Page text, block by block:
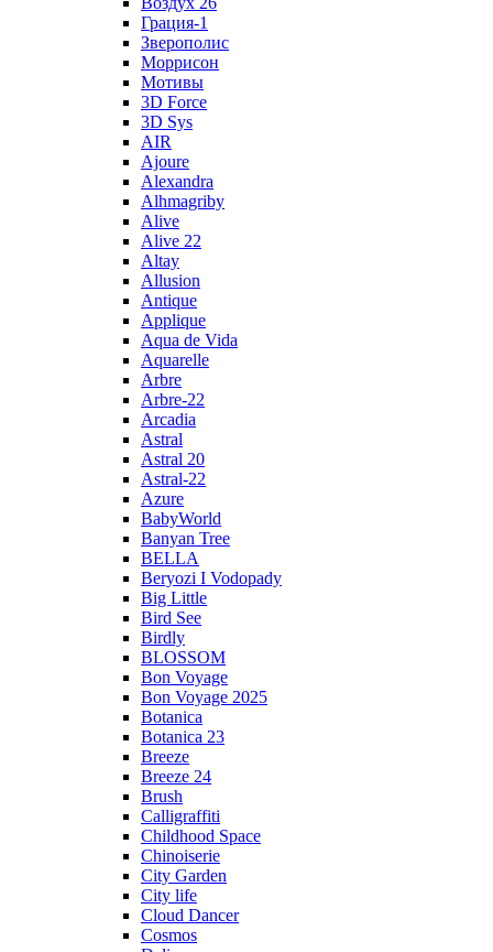
Грация-1
Зверополис
Моррисон
Мотивы
3D Force
3D Sys
AIR
Ajoure
Alexandra
Alhmagriby
Alive
Alive 22
Altay
Allusion
Antique
Applique
Aqua de Vida
Aquarelle
Arbre
Arbre-22
Arcadia
Astral
Astral 20
Astral-22
Azure
BabyWorld
Banyan Tree
BELLA
Beryozi I Vodopady
Big Little
Bird See
Birdly
BLOSSOM
Bon Voyage
Bon Voyage 2025
Botanica
Botanica 23
Breeze
Breeze 24
Brush
Calligraffiti
Childhood Space
Chinoiserie
City Garden
City life
Cloud Dancer
Cosmos